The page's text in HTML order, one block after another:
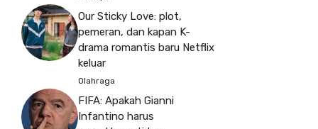
Our Sticky Love: plot,
pemeran, dan kapan K-
drama romantis baru Netflix
keluar
Olahraga
FIFA: Apakah Gianni
Infantino harus